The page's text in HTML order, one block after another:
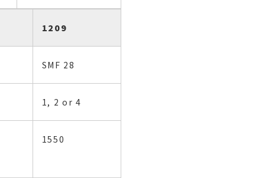
1209
SMF 28
1, 2 or 4
1550